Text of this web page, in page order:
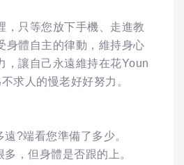
，只等您放下手機、走進教
身體自主的律動，維持身心
，讓自己永遠維持在花Youn
求人的慢老好好努力。
?端看您準備了多少。
，但身體是否跟的上。